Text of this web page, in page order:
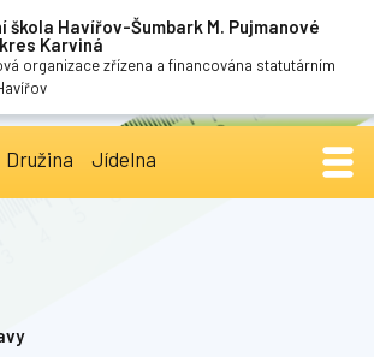
škola Havířov-Šumbark M. Pujmanové
Karviná
organizace zřízena a financována statutárním
Družina Jídelna